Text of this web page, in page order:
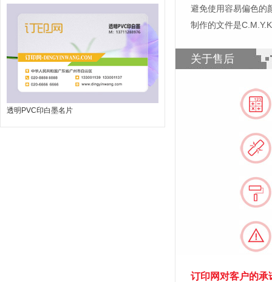
透明PVC印白墨名片
避免使用容易偏色的
制作的文件是
关于售后
订印网对客户的承